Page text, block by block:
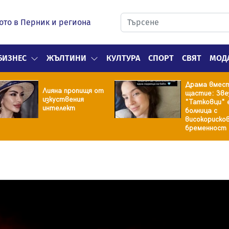
в Перник и региона
ЖЪЛТИНИ КУЛТУРА СПОРТ СВЯТ
Лияна пропищя от
изкуствения
интелект
Драма
щастие:
"Татковци"
болница с
бременност